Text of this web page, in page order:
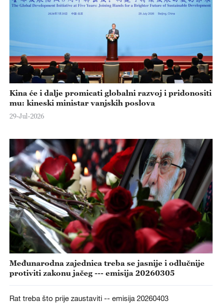
Kina će i dalje promicati globalni razvoj i pridonositi
mu: kineski ministar vanjskih poslova
29-Jul-2026
Međunarodna zajednica treba se jasnije i odlučnije
protiviti zakonu jačeg --- emisija 20260305
Rat treba što prije zaustaviti -- emisija 20260403